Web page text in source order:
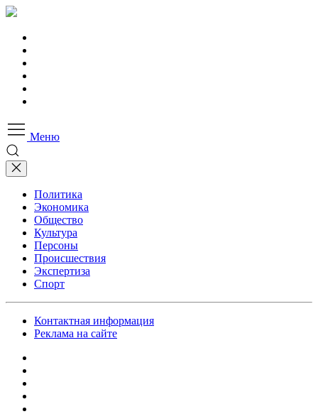
Меню
Политика
Экономика
Общество
Культура
Персоны
Происшествия
Экспертиза
Спорт
Контактная информация
Реклама на сайте